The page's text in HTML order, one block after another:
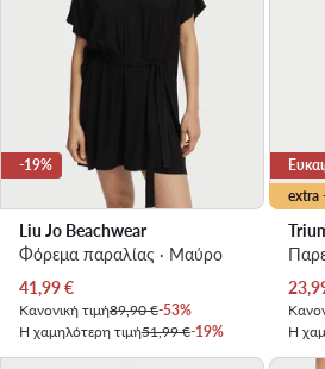
-19%
Liu Jo Beachwear
Φόρεμα παραλίας · Μαύρο
Τρέχουσα τιμή
41,99€
Κανονική τιμή89,90 €-53%
Η χαμηλότερη τιμή51,99 €-19%
extra
Η